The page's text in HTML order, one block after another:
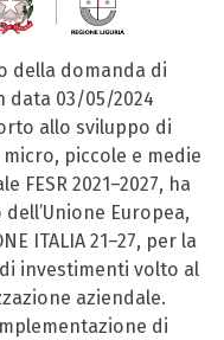
della domanda di
data 03/05/2024
allo sviluppo di
piccole e medie
FESR 2021–2027, ha
Europea,
ITALIA 21–27, per la
investimenti volto al
aziendale.
di